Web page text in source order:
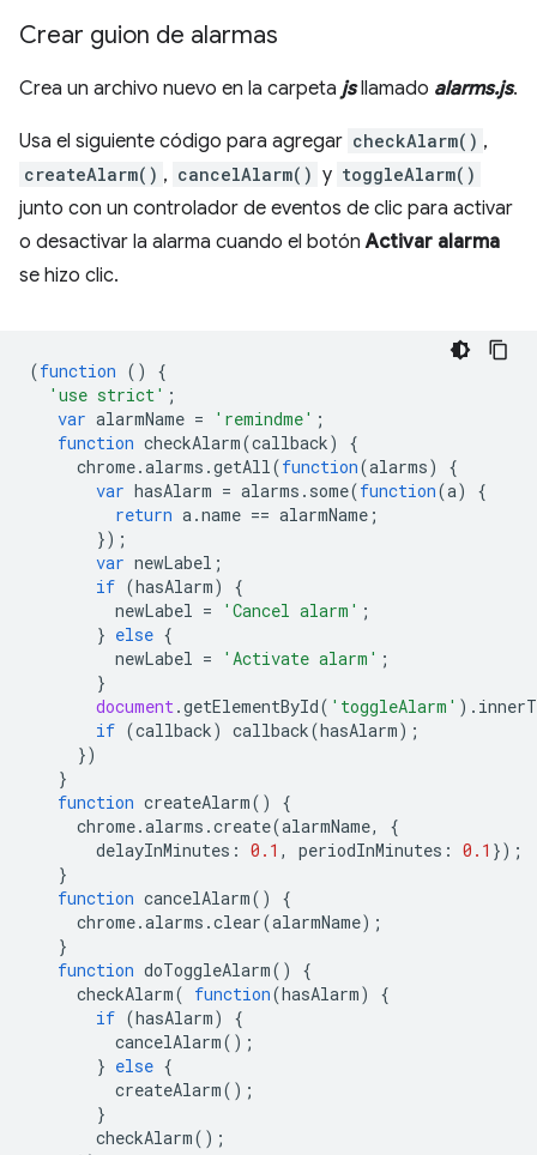
Crear guion de alarmas
Crea un archivo nuevo en la carpeta jsllamado alarms.js.
Usa el siguiente código para agregar checkAlarm() ,
createAlarm() , cancelAlarm() y toggleAlarm()
junto con un controlador de eventos de clic para activar
o desactivar la alarma cuando el botónActivar alarma
se hizo clic.
(function ()
{
'use strict' ;
var alarmName = 'remindme' ;
function checkAlarm(callback)
{
chrome.alarms .getAll(function(alarms)
{
var hasAlarm = alarms . some(function(a)
{
return a.name == alarmName ;
});
var newLabel ;
if (hasAlarm)
{
newLabel = 'Cancel alarm' ;
} else {
newLabel = 'Activate alarm' ;
}
document.getElementById( 'toggleAlarm' ).
if (callback) callback(hasAlarm);
})
}
function createAlarm()
{
chrome.alarms .create(alarmName,
{
delayInMinutes : 0.1 , periodInMinutes : 0.1 });
}
function cancelAlarm()
{
chrome.alarms .clear(alarmName);
}
function doToggleAlarm()
{
checkAlarm( function(hasAlarm)
{
if (hasAlarm)
{
cancelAlarm();
} else {
createAlarm();
}
checkAlarm();